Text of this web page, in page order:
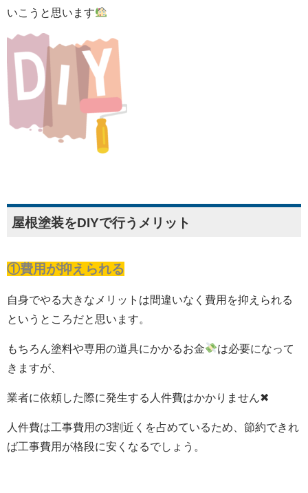
いこうと思います
屋根塗装をDIYで行うメリット
①費用が抑えられる
自身でやる大きなメリットは間違いなく費用を抑えられる
というところだと思います。
もちろん塗料や専用の道具にかかるお金
は必要になって
きますが、
業者に依頼した際に発生する人件費はかかりません✖
人件費は工事費用の3割近くを占めているため、節約できれ
ば工事費用が格段に安くなるでしょう。